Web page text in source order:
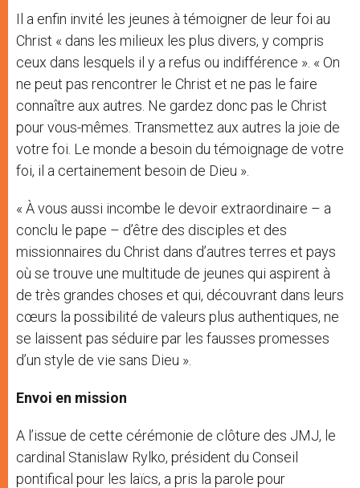
Il a enfin invité les jeunes à témoigner de leur foi au
Christ « dans les milieux les plus divers, y compris
ceux dans lesquels il y a refus ou indifférence ». « On
ne peut pas rencontrer le Christ et ne pas le faire
connaître aux autres. Ne gardez donc pas le Christ
pour vous-mêmes. Transmettez aux autres la joie de
votre foi. Le monde a besoin du témoignage de votre
foi, il a certainement besoin de Dieu ».
« À vous aussi incombe le devoir extraordinaire – a
conclu le pape – d’être des disciples et des
missionnaires du Christ dans d’autres terres et pays
où se trouve une multitude de jeunes qui aspirent à
de très grandes choses et qui, découvrant dans leurs
cœurs la possibilité de valeurs plus authentiques, ne
se laissent pas séduire par les fausses promesses
d’un style de vie sans Dieu ».
Envoi en mission
A l’issue de cette cérémonie de clôture des JMJ, le
cardinal Stanislaw Rylko, président du Conseil
pontifical pour les laïcs, a pris la parole pour